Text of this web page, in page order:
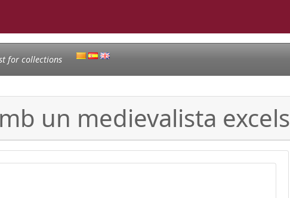
for collections
un medievalista excels